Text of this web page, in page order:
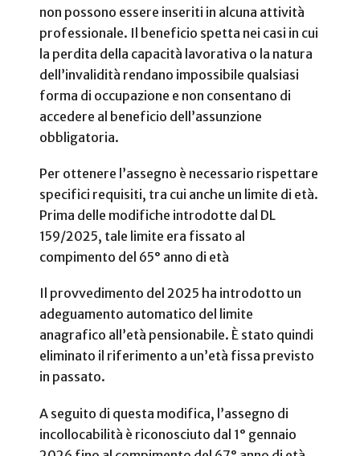
non possono essere inseriti in alcuna attività
professionale. Il beneficio spetta nei casi in cui
la perdita della capacità lavorativa o la natura
dell’invalidità rendano impossibile qualsiasi
forma di occupazione e non consentano di
accedere al beneficio dell’assunzione
obbligatoria.
Per ottenere l’assegno è necessario rispettare
specifici requisiti, tra cui anche un limite di età.
Prima delle modifiche introdotte dal DL
159/2025, tale limite era fissato al
compimento del 65° anno di età
Il provvedimento del 2025 ha introdotto un
adeguamento automatico del limite
anagrafico all’età pensionabile. È stato quindi
eliminato il riferimento a un’età fissa previsto
in passato.
A seguito di questa modifica, l’assegno di
incollocabilità è riconosciuto dal 1° gennaio